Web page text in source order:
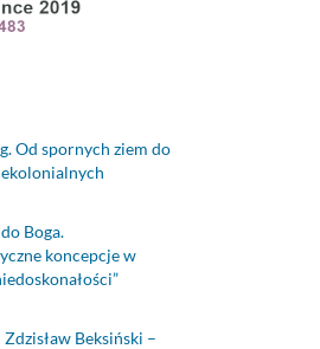
Od spornych ziem do
Boga.
koncepcje w
Beksiński –